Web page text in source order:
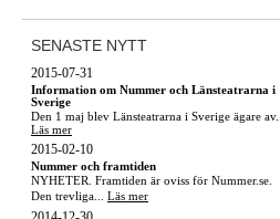
SENASTE NYTT
2015-07-31
Information om Nummer och Länsteatrarna i
Sverige
Den 1 maj blev Länsteatrarna i Sverige ägare av...
Läs mer
2015-02-10
Nummer och framtiden
NYHETER. Framtiden är oviss för Nummer.se.
Den trevliga... Läs mer